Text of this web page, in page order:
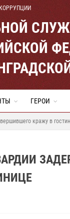
ГЕРОИ
кражу в